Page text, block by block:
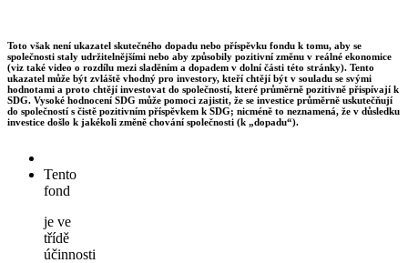
Toto však není ukazatel skutečného dopadu nebo příspěvku fondu k tomu, aby se
společnosti staly udržitelnějšími nebo aby způsobily pozitivní změnu v reálné ekonomice
(viz také video o rozdílu mezi sladěním a dopadem v dolní části této stránky). Tento
ukazatel může být zvláště vhodný pro investory, kteří chtějí být v souladu se svými
hodnotami a proto chtějí investovat do společností, které průměrně pozitivně přispívají k
SDG. Vysoké hodnocení SDG může pomoci zajistit, že se investice průměrně uskutečňují
do společností s čistě pozitivním příspěvkem k SDG; nicméně to neznamená, že v důsledku
investice došlo k jakékoli změně chování společnosti (k „dopadu“).
Tento
fond
je ve
třídě
účinnosti